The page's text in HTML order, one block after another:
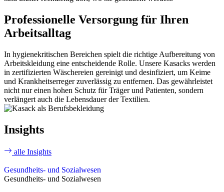
Professionelle Versorgung für Ihren
Arbeitsalltag
In hygienekritischen Bereichen spielt die richtige Aufbereitung von
Arbeitskleidung eine entscheidende Rolle. Unsere Kasacks werden
in zertifizierten Wäschereien gereinigt und desinfiziert, um Keime
und Krankheitserreger zuverlässig zu entfernen. Das gewährleistet
nicht nur einen hohen Schutz für Träger und Patienten, sondern
verlängert auch die Lebensdauer der Textilien.
Insights
alle Insights
Gesundheits- und Sozialwesen
Gesundheits- und Sozialwesen